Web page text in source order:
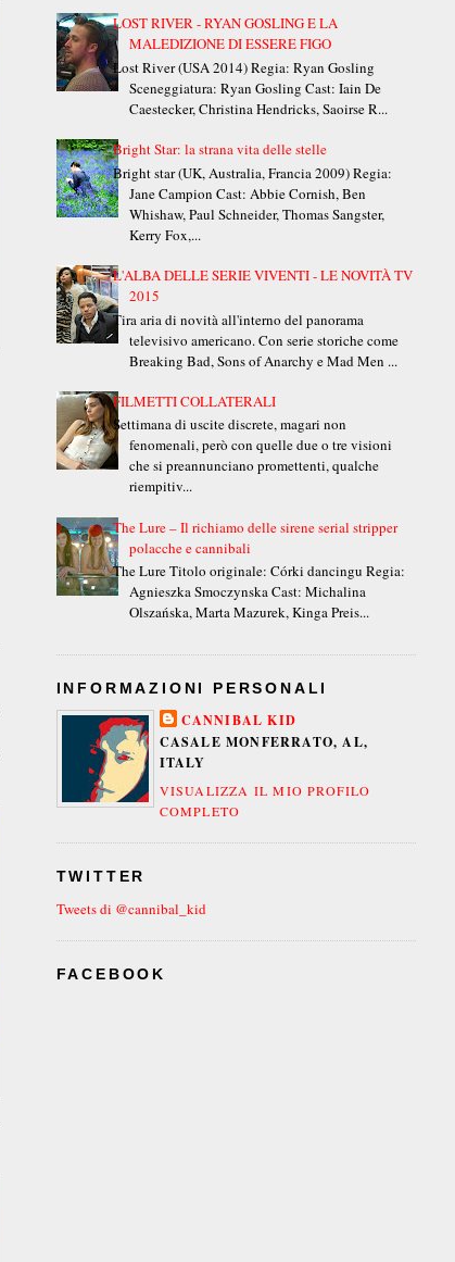
LOST RIVER - RYAN GOSLING E LA
MALEDIZIONE DI ESSERE FIGO
Lost River (USA 2014) Regia: Ryan Gosling
Sceneggiatura: Ryan Gosling Cast: Iain De
Caestecker, Christina Hendricks, Saoirse R...
Bright Star: la strana vita delle stelle
Bright star (UK, Australia, Francia 2009) Regia:
Jane Campion Cast: Abbie Cornish, Ben
Whishaw, Paul Schneider, Thomas Sangster,
Kerry Fox,...
L'ALBA DELLE SERIE VIVENTI - LE NOVITÀ TV
2015
Tira aria di novità all'interno del panorama
televisivo americano. Con serie storiche come
Breaking Bad, Sons of Anarchy e Mad Men ...
FILMETTI COLLATERALI
Settimana di uscite discrete, magari non
fenomenali, però con quelle due o tre visioni
che si preannunciano promettenti, qualche
riempitiv...
The Lure – Il richiamo delle sirene serial stripper
polacche e cannibali
The Lure Titolo originale: Córki dancingu Regia:
Agnieszka Smoczynska Cast: Michalina
Olszańska, Marta Mazurek, Kinga Preis...
INFORMAZIONI PERSONALI
CANNIBAL KID
CASALE MONFERRATO, AL,
ITALY
VISUALIZZA IL MIO PROFILO
COMPLETO
TWITTER
Tweets di @cannibal_kid
FACEBOOK